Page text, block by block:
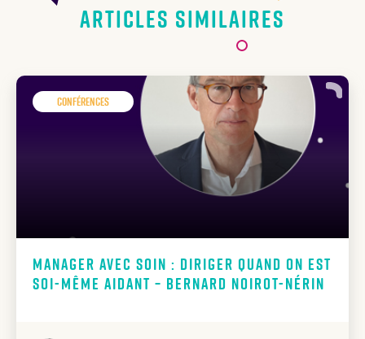
Articles similaires
Conférences
Manager avec soin : diriger quand on est
soi-même aidant – Bernard Noirot-Nérin